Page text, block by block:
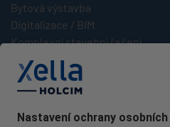
Bytová výstavba
Digitalizace / BIM
Komplexní stavební řešení
Nebytová výstavba
Novinky v Xelle
Průmyslové budovy
Reference